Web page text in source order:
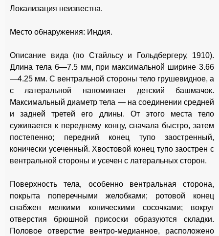
Локализация неизвестна.
Место обнаружения: Индия.
Описание вида (по Стайльсу и Гольдбергеру, 1910).
Длина тела 6—7.5 мм, при максимальной ширине 3.66
—4.25 мм. С вентральной стороны тело грушевидное, а
с латеральной напоминает детский башмачок.
Максимальный диаметр тела — на соединении средней
и задней третей его длины. От этого места тело
суживается к переднему концу, сначала быстро, затем
постепенно; передний конец тупо заостренный,
конически усеченный. Хвостовой конец тупо заострен с
вентральной стороны и усечен с латеральных сторон.
Поверхность тела, особенно вентральная сторона,
покрыта поперечными желобками; ротовой конец
снабжен мелкими коническими сосочками; вокруг
отверстия брюшной присоски образуются складки.
Половое отверстие вентро-медианное, расположено